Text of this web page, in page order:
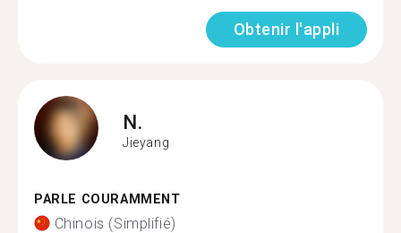
Obtenir l'appli
N.
Jieyang
PARLE COURAMMENT
Chinois (Simplifié)